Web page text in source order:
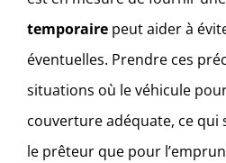
temporaire peut aider à
éventuelles. Prendre ces
situations où le véhicule
couverture adéquate, ce
le prêteur que pour